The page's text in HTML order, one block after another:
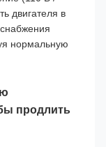
двигателя в
нормальную
продлить